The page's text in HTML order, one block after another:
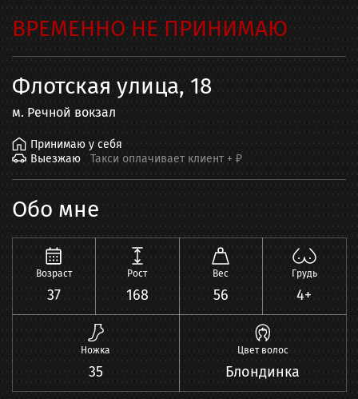
ВРЕМЕННО НЕ ПРИНИМАЮ
Флотская улица, 18
м. Речной вокзал
Принимаю у себя
Выезжаю
Такси оплачивает клиент + ₽
Обо мне
Возраст
37
Рост
168
Вес
56
Грудь
4+
Ножка
35
Цвет волос
Блондинка